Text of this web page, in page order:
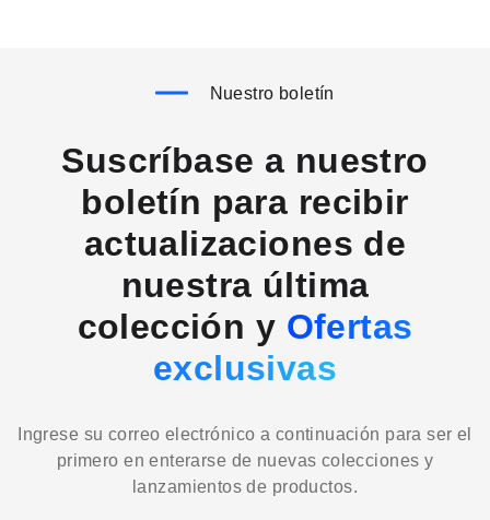
Nuestro boletín
Suscríbase a nuestro
boletín para recibir
actualizaciones de
nuestra última
colección y Ofertas
exclusivas
Ingrese su correo electrónico a continuación para ser el
primero en enterarse de nuevas colecciones y
lanzamientos de productos.